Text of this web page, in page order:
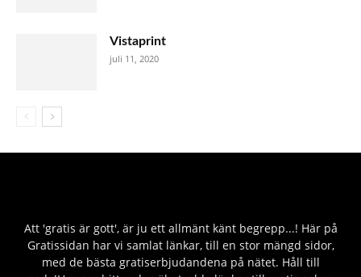
Vistaprint
juli 11, 2020
Att 'gratis är gott', är ju ett allmänt känt begrepp...! Här på
Gratissidan har vi samlat länkar, till en stor mängd sidor,
med de bästa gratiserbjudandena på nätet. Håll till